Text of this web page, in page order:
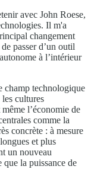
avec John Roese,
Il m'a
changement
passer d’un outil
à l’intérieur
champ technologique
cultures
l’économie de
comme la
concrète : à mesure
et plus
un nouveau
que la puissance de